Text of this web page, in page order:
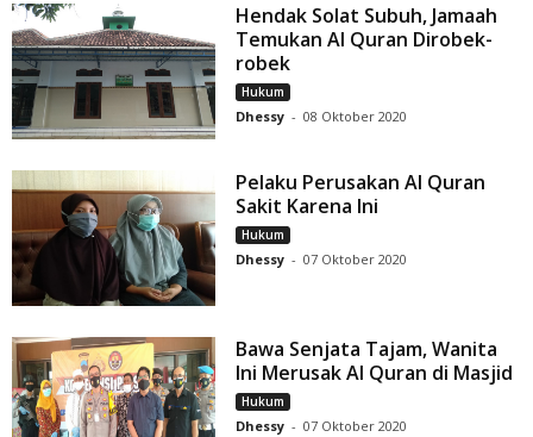
Hendak Solat Subuh, Jamaah
Temukan Al Quran Dirobek-
robek
Hukum
Dhessy - 08 Oktober 2020
Pelaku Perusakan Al Quran
Sakit Karena Ini
Hukum
Dhessy - 07 Oktober 2020
Bawa Senjata Tajam, Wanita
Ini Merusak Al Quran di Masjid
Hukum
Dhessy - 07 Oktober 2020